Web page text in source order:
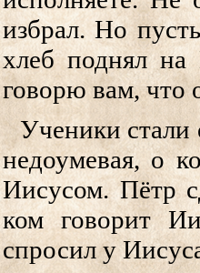
избрал. Но
хлеб поднял
говорю вам, что
Ученики стали
недоумевая, о
Иисусом. Пётр
ком говорит
спросил у